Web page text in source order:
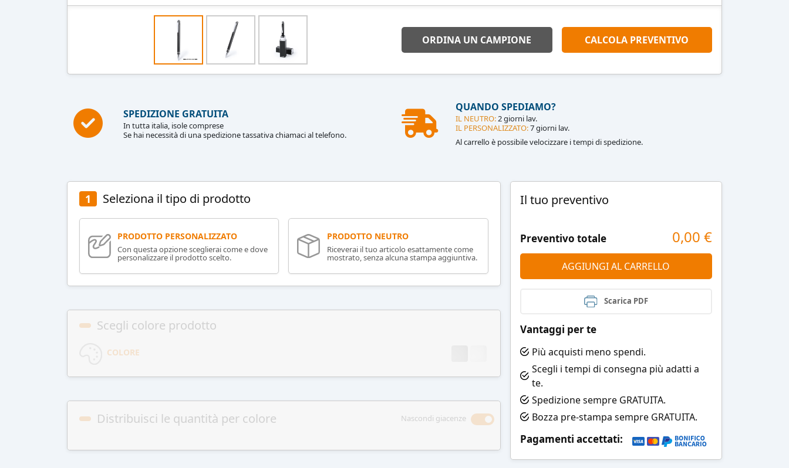
ORDINA UN CAMPIONE CALCOLA PREVENTIVO
SPEDIZIONE GRATUITA
In tutta italia, isole comprese
Se hai necessità di una spedizione tassativa chiamaci al telefono.
QUANDO SPEDIAMO?
IL NEUTRO:2 giorni lav.
IL PERSONALIZZATO:7 giorni lav.
Al carrello è possibile velocizzare i tempi di spedizione.
1 Seleziona il tipo di prodotto
PRODOTTO PERSONALIZZATO
Con questa opzione sceglierai come e dove
personalizzare il prodotto scelto.
PRODOTTO NEUTRO
Riceverai il tuo articolo esattamente come
mostrato, senza alcuna stampa aggiuntiva.
Scegli colore prodotto
COLORE
Distribuisci le quantità per colore Nascondi giacenze
Il tuo preventivo
Preventivo totale 0,00 €
AGGIUNGI AL CARRELLO
Scarica PDF
Vantaggi per te
Più acquisti meno spendi.
Scegli i tempi di consegna più adatti a
te.
Spedizione sempre GRATUITA.
Bozza pre-stampa sempre GRATUITA.
Pagamenti accettati: